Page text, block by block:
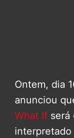
Ontem, dia
anunciou
What If será